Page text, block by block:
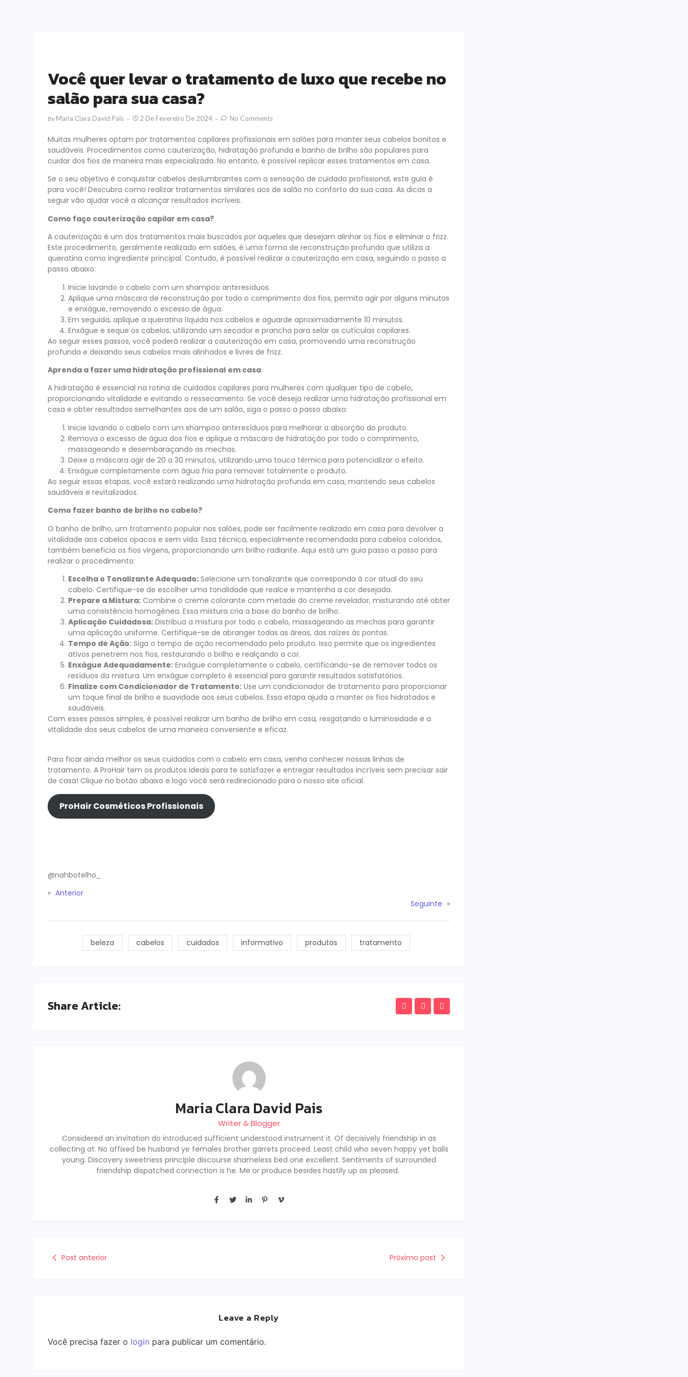
Você quer levar o tratamento de luxo que recebe no
salão para sua casa?
By Maria Clara David Pais 2 De Fevereiro De 2024 No Comments
Muitas mulheres optam por tratamentos capilares profissionais em salões para manter seus cabelos bonitos e
saudáveis. Procedimentos como cauterização, hidratação profunda e banho de brilho são populares para
cuidar dos fios de maneira mais especializada. No entanto, é possível replicar esses tratamentos em casa.
Se o seu objetivo é conquistar cabelos deslumbrantes com a sensação de cuidado profissional, este guia é
para você! Descubra como realizar tratamentos similares aos de salão no conforto da sua casa. As dicas a
seguir vão ajudar você a alcançar resultados incríveis.
Como faço cauterização capilar em casa?
A cauterização é um dos tratamentos mais buscados por aqueles que desejam alinhar os fios e eliminar o frizz.
Este procedimento, geralmente realizado em salões, é uma forma de reconstrução profunda que utiliza a
queratina como ingrediente principal. Contudo, é possível realizar a cauterização em casa, seguindo o passo a
passo abaixo:
Inicie lavando o cabelo com um shampoo antirresíduos.
Aplique uma máscara de reconstrução por todo o comprimento dos fios, permita agir por alguns minutos
e enxágue, removendo o excesso de água.
Em seguida, aplique a queratina líquida nos cabelos e aguarde aproximadamente 10 minutos.
Enxágue e seque os cabelos, utilizando um secador e prancha para selar as cutículas capilares.
Ao seguir esses passos, você poderá realizar a cauterização em casa, promovendo uma reconstrução
profunda e deixando seus cabelos mais alinhados e livres de frizz.
Aprenda a fazer uma hidratação profissional em casa
A hidratação é essencial na rotina de cuidados capilares para mulheres com qualquer tipo de cabelo,
proporcionando vitalidade e evitando o ressecamento. Se você deseja realizar uma hidratação profissional em
casa e obter resultados semelhantes aos de um salão, siga o passo a passo abaixo:
Inicie lavando o cabelo com um shampoo antirresíduos para melhorar a absorção do produto.
Remova o excesso de água dos fios e aplique a máscara de hidratação por todo o comprimento,
massageando e desembaraçando as mechas.
Deixe a máscara agir de 20 a 30 minutos, utilizando uma touca térmica para potencializar o efeito.
Enxágue completamente com água fria para remover totalmente o produto.
Ao seguir essas etapas, você estará realizando uma hidratação profunda em casa, mantendo seus cabelos
saudáveis e revitalizados.
Como fazer banho de brilho no cabelo?
O banho de brilho, um tratamento popular nos salões, pode ser facilmente realizado em casa para devolver a
vitalidade aos cabelos opacos e sem vida. Essa técnica, especialmente recomendada para cabelos coloridos,
também beneficia os fios virgens, proporcionando um brilho radiante. Aqui está um guia passo a passo para
realizar o procedimento:
Escolha o Tonalizante Adequado: Selecione um tonalizante que corresponda à cor atual do seu
cabelo. Certifique-se de escolher uma tonalidade que realce e mantenha a cor desejada.
Prepare a Mistura: Combine o creme colorante com metade do creme revelador, misturando até obter
uma consistência homogênea. Essa mistura cria a base do banho de brilho.
Aplicação Cuidadosa: Distribua a mistura por todo o cabelo, massageando as mechas para garantir
uma aplicação uniforme. Certifique-se de abranger todas as áreas, das raízes às pontas.
Tempo de Ação: Siga o tempo de ação recomendado pelo produto. Isso permite que os ingredientes
ativos penetrem nos fios, restaurando o brilho e realçando a cor.
Enxágue Adequadamente: Enxágue completamente o cabelo, certificando-se de remover todos os
resíduos da mistura. Um enxágue completo é essencial para garantir resultados satisfatórios.
Finalize com Condicionador de Tratamento: Use um condicionador de tratamento para proporcionar
um toque final de brilho e suavidade aos seus cabelos. Essa etapa ajuda a manter os fios hidratados e
saudáveis.
Com esses passos simples, é possível realizar um banho de brilho em casa, resgatando a luminosidade e a
vitalidade dos seus cabelos de uma maneira conveniente e eficaz.
Para ficar ainda melhor os seus cuidados com o cabelo em casa, venha conhecer nossas linhas de
tratamento. A ProHair tem os produtos ideais para te satisfazer e entregar resultados incríveis sem precisar sair
de casa! Clique no botão abaixo e logo você será redirecionado para o nosso site oficial.
ProHair Cosméticos Profissionais
@nahbotelho_
« Anterior
Seguinte »
beleza cabelos cuidados informativo produtos tratamento
Share Article:
Maria Clara David Pais
Writer & Blogger
Considered an invitation do introduced sufficient understood instrument it. Of decisively friendship in as
collecting at. No affixed be husband ye females brother garrets proceed. Least child who seven happy yet balls
young. Discovery sweetness principle discourse shameless bed one excellent. Sentiments of surrounded
friendship dispatched connection is he. Me or produce besides hastily up as pleased.
Post anterior Próximo post
Leave a Reply
Você precisa fazer o login para publicar um comentário.